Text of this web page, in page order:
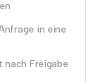
in eine
Freigabe